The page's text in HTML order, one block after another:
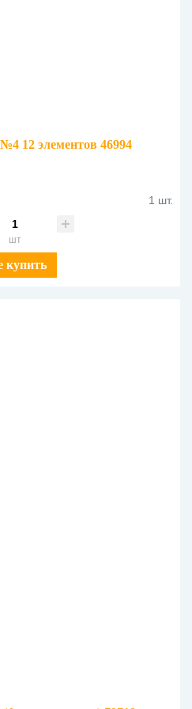
12 элементов 46994
1 шт.
шт
купить